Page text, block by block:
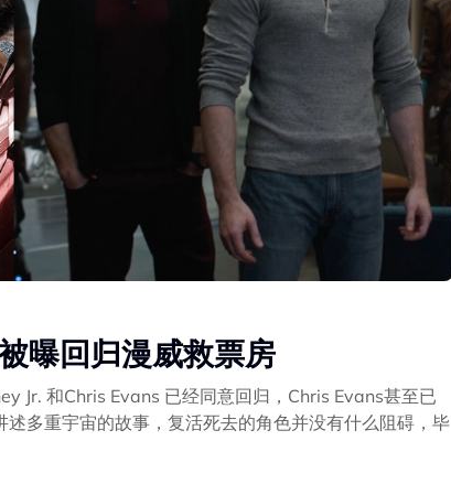
回归漫威救票房
Jr. 和Chris Evans 已经同意回归，Chris Evans甚至已
多重宇宙的故事，复活死去的角色并没有什么阻碍，毕